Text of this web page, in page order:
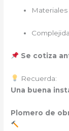
Materiales
Se cotiza
Recuerda:
Una buena
Plomero de